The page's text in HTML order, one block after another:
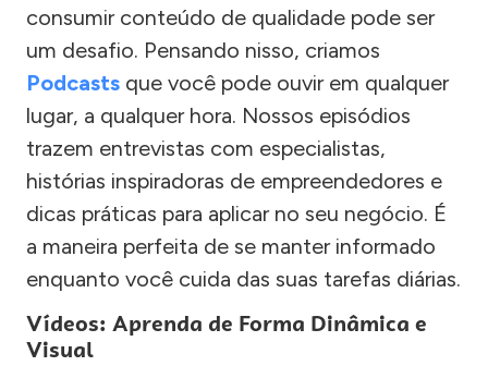
consumir conteúdo de qualidade pode ser
um desafio. Pensando nisso, criamos
Podcasts que você pode ouvir em qualquer
lugar, a qualquer hora. Nossos episódios
trazem entrevistas com especialistas,
histórias inspiradoras de empreendedores e
dicas práticas para aplicar no seu negócio. É
a maneira perfeita de se manter informado
enquanto você cuida das suas tarefas diárias.
Vídeos: Aprenda de Forma Dinâmica e
Visual